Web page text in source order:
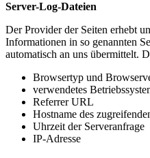
Server-Log-Dateien
Der Provider der Seiten erhebt
Informationen in so genannten
automatisch an uns übermittelt.
Browsertyp und
verwendetes
Referrer URL
Hostname des
Uhrzeit der Serveranfrage
IP-Adresse